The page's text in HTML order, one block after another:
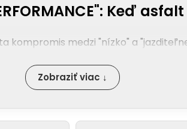
Keď
kompromis medzi "nízko" a
Zobraziť viac ↓